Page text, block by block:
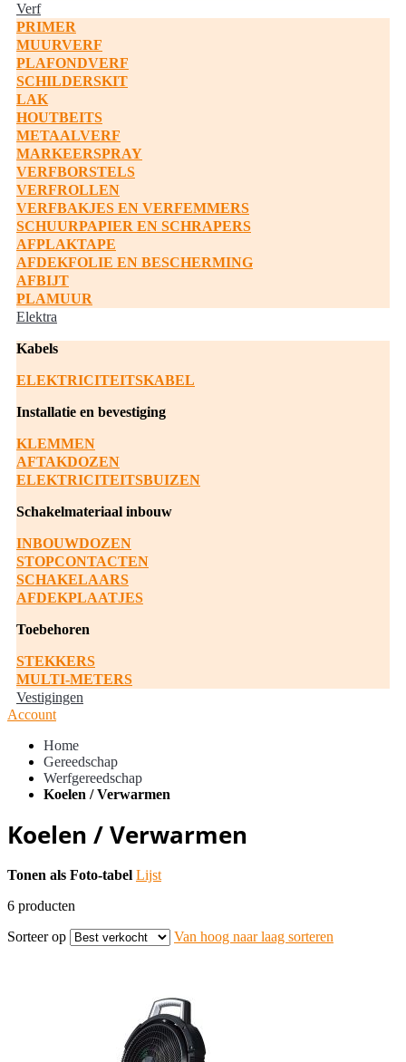
Verf
PRIMER
MUURVERF
PLAFONDVERF
SCHILDERSKIT
LAK
HOUTBEITS
METAALVERF
MARKEERSPRAY
VERFBORSTELS
VERFROLLEN
VERFBAKJES EN VERFEMMERS
SCHUURPAPIER EN SCHRAPERS
AFPLAKTAPE
AFDEKFOLIE EN BESCHERMING
AFBIJT
PLAMUUR
Elektra
Kabels
ELEKTRICITEITSKABEL
Installatie en bevestiging
KLEMMEN
AFTAKDOZEN
ELEKTRICITEITSBUIZEN
Schakelmateriaal inbouw
INBOUWDOZEN
STOPCONTACTEN
SCHAKELAARS
AFDEKPLAATJES
Toebehoren
STEKKERS
MULTI-METERS
Vestigingen
Account
Home
Gereedschap
Werfgereedschap
Koelen / Verwarmen
Koelen / Verwarmen
Tonen als Foto-tabel Lijst
6 producten
Sorteer op
Van hoog naar laag sorteren